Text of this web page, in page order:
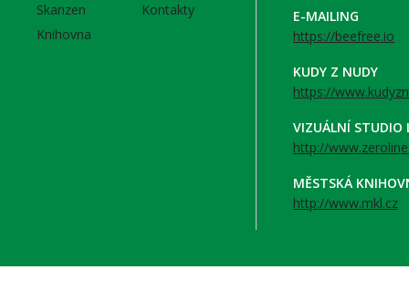
Skanzen
Knihovna
Kontakty
E-MAILING
https://beefree.io
KUDY Z NUDY
https://
VIZUÁLNÍ STUDIO
http://
MĚSTSKÁ
http://www.mkl.cz